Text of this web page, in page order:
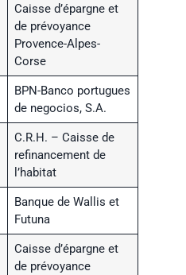
Caisse d’épargne et
de prévoyance
Provence-Alpes-
Corse
BPN-Banco portugues
de negocios, S.A.
C.R.H. – Caisse de
refinancement de
l’habitat
Banque de Wallis et
Futuna
Caisse d’épargne et
de prévoyance